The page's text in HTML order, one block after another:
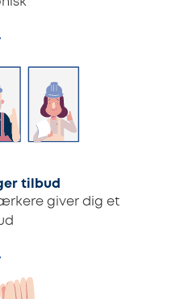
tilbud
giver dig et